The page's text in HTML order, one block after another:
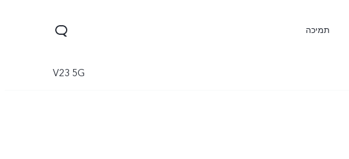
תמיכה
V23 5G